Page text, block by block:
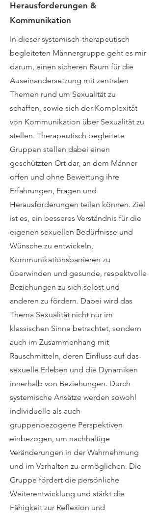
Herausforderungen &
Kommunikation
In dieser systemisch-therapeutisch
begleiteten Männergruppe geht es mir
darum, einen sicheren Raum für die
Auseinandersetzung mit zentralen
Themen rund um Sexualität zu
schaffen, sowie sich der Komplexität
von Kommunikation über Sexualität zu
stellen. Therapeutisch begleitete
Gruppen stellen dabei einen
geschützten Ort dar, an dem Männer
offen und ohne Bewertung ihre
Erfahrungen, Fragen und
Herausforderungen teilen können. Ziel
ist es, ein besseres Verständnis für die
eigenen sexuellen Bedürfnisse und
Wünsche zu entwickeln,
Kommunikationsbarrieren zu
überwinden und gesunde, respektvolle
Beziehungen zu sich selbst und
anderen zu fördern. Dabei wird das
Thema Sexualität nicht nur im
klassischen Sinne betrachtet, sondern
auch im Zusammenhang mit
Rauschmitteln, deren Einfluss auf das
sexuelle Erleben und die Dynamiken
innerhalb von Beziehungen. Durch
systemische Ansätze werden sowohl
individuelle als auch
gruppenbezogene Perspektiven
einbezogen, um nachhaltige
Veränderungen in der Wahrnehmung
und im Verhalten zu ermöglichen. Die
Gruppe fördert die persönliche
Weiterentwicklung und stärkt die
Fähigkeit zur Reflexion und